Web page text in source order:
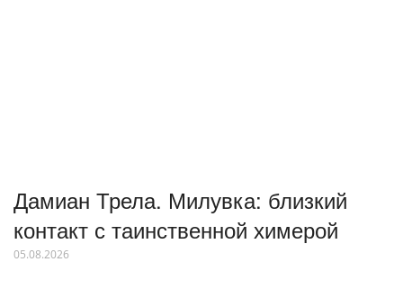
Дамиан Трела. Милувка: близкий
контакт с таинственной химерой
05.08.2026